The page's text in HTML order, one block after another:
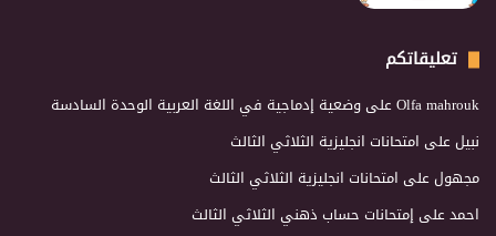
تعليقاتكم
Olfa mahroukعلى وضعية إدماجية في اللغة العربية الوحدة السادسة
نبيلعلى امتحانات انجليزية الثلاثي الثالث
مجهولعلى امتحانات انجليزية الثلاثي الثالث
احمدعلى إمتحانات حساب ذهني الثلاثي الثالث